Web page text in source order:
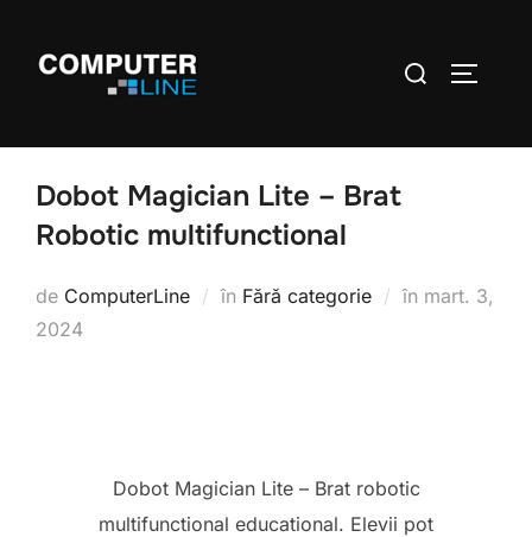
Dobot Magician Lite – Brat
Robotic multifunctional
de ComputerLine în Fără categorie în mart. 3,
2024
Dobot Magician Lite – Brat robotic
multifunctional educational. Elevii pot